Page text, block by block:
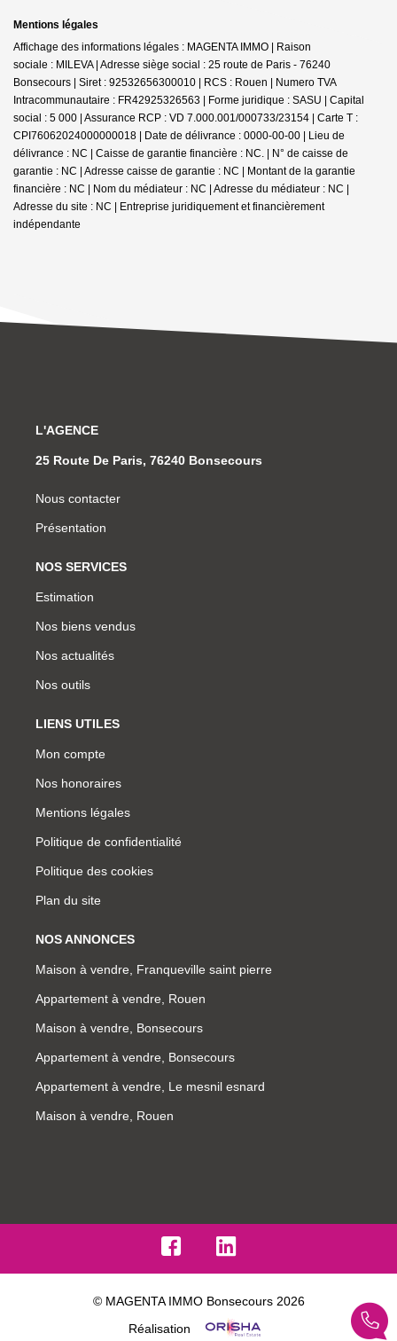
Mentions légales
Affichage des informations légales : MAGENTA IMMO | Raison
sociale : MILEVA | Adresse siège social : 25 route de Paris - 76240
Bonsecours | Siret : 92532656300010 | RCS : Rouen | Numero TVA
Intracommunautaire : FR42925326563 | Forme juridique : SASU | Capital
social : 5 000 | Assurance RCP : VD 7.000.001/000733/23154 | Carte T :
CPI76062024000000018 | Date de délivrance : 0000-00-00 | Lieu de
délivrance : NC | Caisse de garantie financière : NC. | N° de caisse de
garantie : NC | Adresse caisse de garantie : NC | Montant de la garantie
financière : NC | Nom du médiateur : NC | Adresse du médiateur : NC |
Adresse du site : NC | Entreprise juridiquement et financièrement
indépendante
L'AGENCE
25 Route De Paris, 76240 Bonsecours
Nous contacter
Présentation
NOS SERVICES
Estimation
Nos biens vendus
Nos actualités
Nos outils
LIENS UTILES
Mon compte
Nos honoraires
Mentions légales
Politique de confidentialité
Politique des cookies
Plan du site
NOS ANNONCES
Maison à vendre, Franqueville saint pierre
Appartement à vendre, Rouen
Maison à vendre, Bonsecours
Appartement à vendre, Bonsecours
Appartement à vendre, Le mesnil esnard
Maison à vendre, Rouen
© MAGENTA IMMO Bonsecours 2026
Réalisation